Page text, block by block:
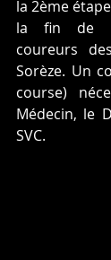
la 2ème
la fin de
coureurs
Sorèze. Un
course)
Médecin, le
SVC.